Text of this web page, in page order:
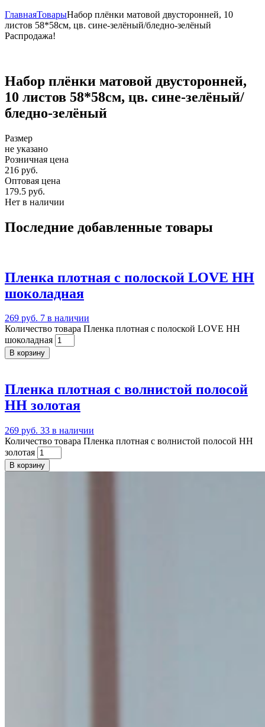
ГлавнаяТоварыНабор плёнки матовой двусторонней, 10
листов 58*58см, цв. сине-зелёный/бледно-зелёный
Распродажа!
Набор плёнки матовой двусторонней,
10 листов 58*58см, цв. сине-зелёный/
бледно-зелёный
Размер
не указано
Розничная цена
216 руб.
Оптовая цена
179.5 руб.
Нет в наличии
Последние добавленные товары
Пленка плотная c полоской LOVE НН
шоколадная
269 руб. 7 в наличии
Количество товара Пленка плотная c полоской LOVE НН
шоколадная
В корзину
Пленка плотная с волнистой полосой
НН золотая
269 руб. 33 в наличии
Количество товара Пленка плотная с волнистой полосой НН
золотая
В корзину